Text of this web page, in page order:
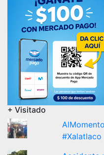
+ Visitado
#Xalatlaco